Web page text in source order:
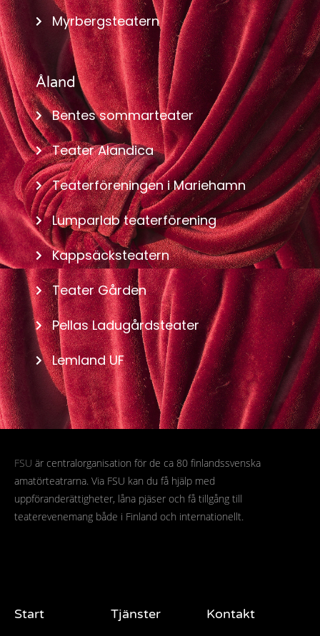
Myrbergsteatern
Åland
Bentes sommarteater
Teater Alandica
Teaterföreningen i Mariehamn
Lumparlab teaterförening
Kappsäcksteatern
Teater Gården
Pellas Ladugårdsteater
Lemland UF
FSU är centralorganisation för de ca 80 finlandssvenska
amatörteatrarna. Via FSU kan du få hjälp med
uppföranderättigheter, låna pjäser och få tillgång till
teaterevenemang både i Finland och internationellt.
Start Tjänster Kontakt